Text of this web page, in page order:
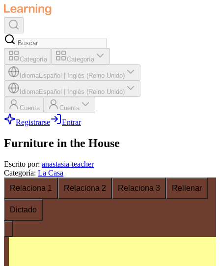
Categoría Categoría
IdiomaEspañol Inglés (Reino Unido)
IdiomaEspañol Inglés (Reino Unido)
Cuenta Cuenta
Registrarse Entrar
Furniture in the House
Escrito por: anastasia-teacher
Categoría: La Casa
Relaciona 1
Relaciona 2 Relaciona 3 Rellenar
Dictado